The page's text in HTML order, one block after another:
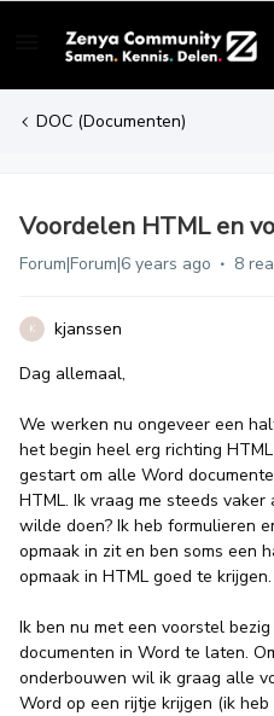
DOC (Documenten)
Voordelen HTML en
Forum|Forum|6 years ago 8
K
kjanssen
Dag allemaal,
We werken nu ongeveer een
het begin heel erg richting
gestart om alle Word
HTML. Ik vraag me steeds
wilde doen? Ik heb formulieren
opmaak in zit en ben soms een
opmaak in HTML goed te krijgen.
Ik ben nu met een voorstel
documenten in Word te laten.
onderbouwen wil ik graag alle
Word op een rijtje krijgen (ik